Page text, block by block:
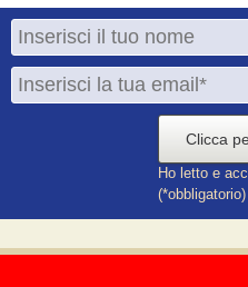
Clicca
Ho letto e
(*obbligatorio)